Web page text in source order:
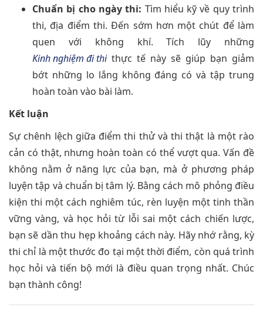
Chuẩn bị cho ngày thi: Tìm hiểu kỹ về quy trình
thi, địa điểm thi. Đến sớm hơn một chút để làm
quen với không khí. Tích lũy những
Kinh nghiệm đi thithực tế này sẽ giúp bạn giảm
bớt những lo lắng không đáng có và tập trung
hoàn toàn vào bài làm.
Kết luận
Sự chênh lệch giữa điểm thi thử và thi thật là một rào
cản có thật, nhưng hoàn toàn có thể vượt qua. Vấn đề
không nằm ở năng lực của bạn, mà ở phương pháp
luyện tập và chuẩn bị tâm lý. Bằng cách mô phỏng điều
kiện thi một cách nghiêm túc, rèn luyện một tinh thần
vững vàng, và học hỏi từ lỗi sai một cách chiến lược,
bạn sẽ dần thu hẹp khoảng cách này. Hãy nhớ rằng, kỳ
thi chỉ là một thước đo tại một thời điểm, còn quá trình
học hỏi và tiến bộ mới là điều quan trọng nhất. Chúc
bạn thành công!